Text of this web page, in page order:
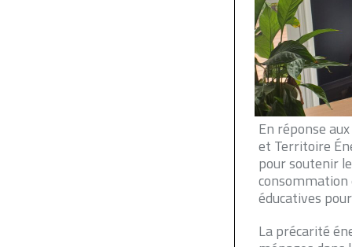
En réponse
et Territoire
pour soutenir
consommation
éducatives
La précarité